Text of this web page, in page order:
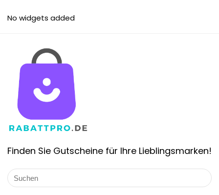
No widgets added
Finden Sie Gutscheine für Ihre Lieblingsmarken!